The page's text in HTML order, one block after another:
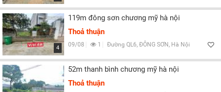
4
119m đông sơn chương mỹ hà nội
Thoả thuận
09/08 1 Đường QL6, ĐÔNG SƠN, Hà Nội
52m thanh bình chương mỹ hà nội
Thoả thuận